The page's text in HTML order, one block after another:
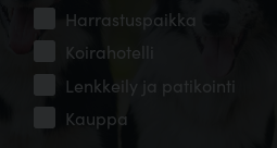
Harrastuspaikka
Koirahotelli
Lenkkeily ja patikointi
Kauppa